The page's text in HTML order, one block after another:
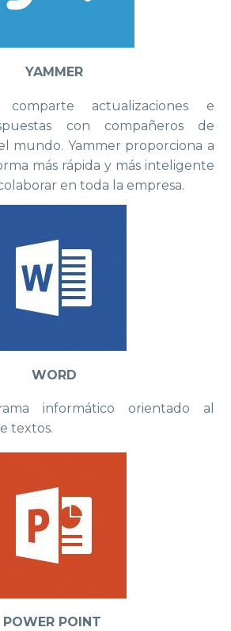
YAMMER
comparte actualizaciones e
con compañeros de
mundo. Yammer proporciona a
más rápida y más inteligente
en toda la empresa.
WORD
informático orientado al
textos.
POWER POINT